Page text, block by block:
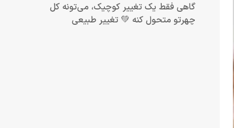
گاهی فقط یک تغییر کوچیک، می‌تونه کل
چهرتو متحول کنه 💚 تغییر طبیعی